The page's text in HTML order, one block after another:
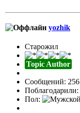
yozhik
Старожил
Topic Author
Сообщений: 256
Поблагодарили:
Пол: